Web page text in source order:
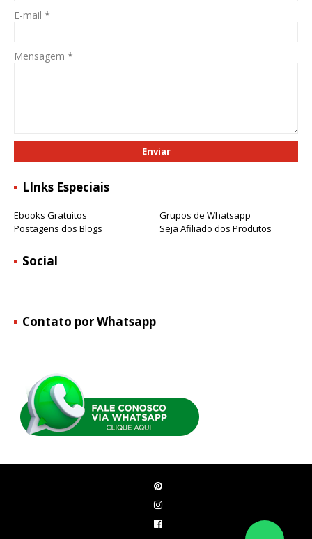
E-mail *
Mensagem *
LInks Especiais
Ebooks Gratuitos
Grupos de Whatsapp
Postagens dos Blogs
Seja Afiliado dos Produtos
Social
Contato por Whatsapp